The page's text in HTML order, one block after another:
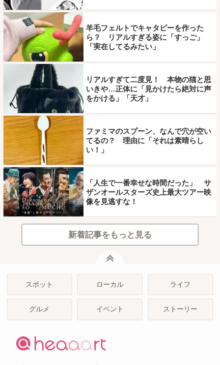
羊毛フェルトでキャタピーを作った
ら？ リアルすぎる姿に「すっご」
「実在してるみたい」
リアルすぎて二度見！ 本物の猫と思
いきや…正体に「見かけたら絶対に声
をかける」「天才」
ファミマのスプーン、なんで穴が空い
てるの？ 理由に「それは素晴らし
い！」
「人生で一番幸せな時間だった」 サ
ザンオールスターズ史上最大ツアー映
像を見逃すな！
新着記事をもっと見る
スポット ローカル ライフ
グルメ イベント ストーリー